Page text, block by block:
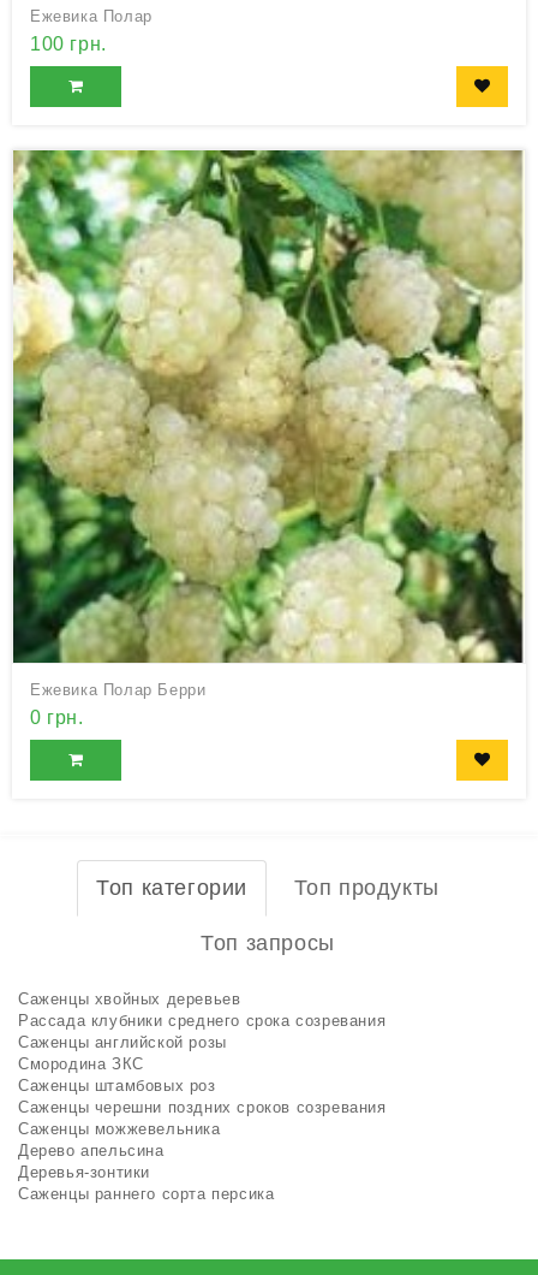
Ежевика Полар
100 грн.
Ежевика Полар Берри
0 грн.
Топ категории Топ продукты
Топ запросы
Саженцы хвойных деревьев
Рассада клубники среднего срока созревания
Саженцы английской розы
Смородина ЗКС
Саженцы штамбовых роз
Саженцы черешни поздних сроков созревания
Саженцы можжевельника
Дерево апельсина
Деревья-зонтики
Саженцы раннего сорта персика